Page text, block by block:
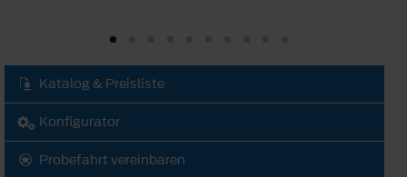
Katalog & Preisliste
Konfigurator
Probefahrt vereinbaren